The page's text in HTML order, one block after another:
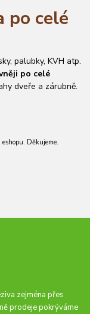
po celé
palubky, KVH atp.
po celé
dveře a zárubně.
Děkujeme.
zejména přes
prodeje pokrýváme